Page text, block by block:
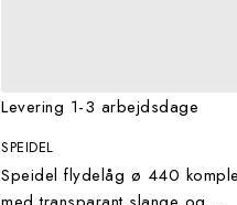
Levering 1-3 arbejdsdage
SPEIDEL
Speidel flydelåg ø 440